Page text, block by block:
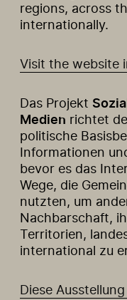
regions, across
internationally.
Visit the website
Das Projekt
Medien richtet
politische
Informationen
bevor es das
Wege, die
nutzten, um
Nachbarschaft,
Territorien,
international zu
Diese